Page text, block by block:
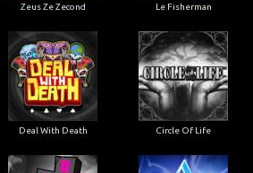
Zeus Ze Zecond Le Fisherman
Deal With Death Circle Of Life